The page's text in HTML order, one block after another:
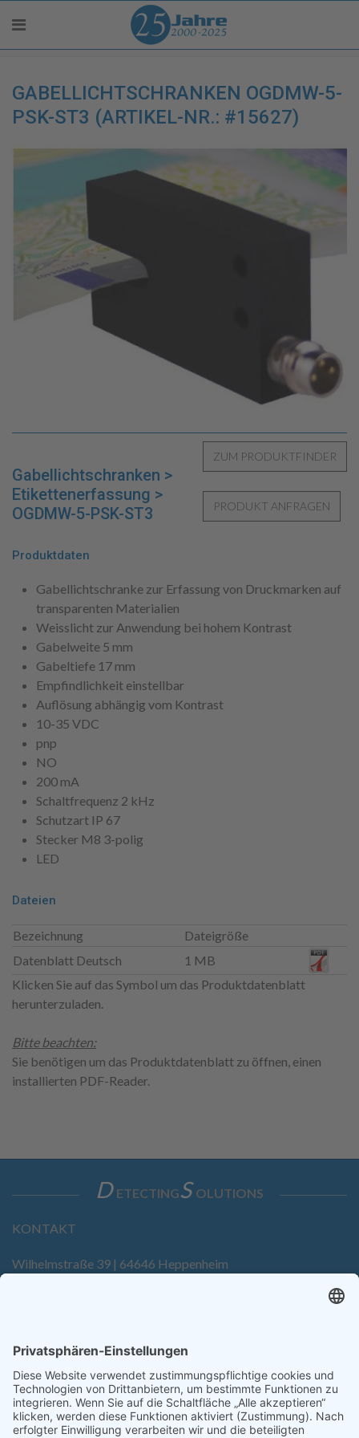
GABELLICHTSCHRANKEN OGDMW-5-
PSK-ST3 (ARTIKEL-NR.: #15627)
Gabellichtschranken >
Etikettenerfassung >
OGDMW-5-PSK-ST3
Produktdaten
Gabellichtschranke zur Erfassung von Druckmarken auf
transparenten Materialien
Weisslicht zur Anwendung bei hohem Kontrast
Gabelweite 5 mm
Gabeltiefe 17 mm
Empfindlichkeit einstellbar
Auflösung abhängig vom Kontrast
10-35 VDC
pnp
NO
200 mA
Schaltfrequenz 2 kHz
Schutzart IP 67
Stecker M8 3-polig
LED
Dateien
Bezeichnung
Dateigröße
Datenblatt Deutsch
1 MB
Klicken Sie auf das Symbol um das Produktdatenblatt
herunterzuladen.
Bitte beachten:
Sie benötigen um das Produktdatenblatt zu öffnen, einen
installierten PDF-Reader.
D ETECTINGS OLUTIONS
KONTAKT
Wilhelmstraße 39 | 64646 Heppenheim
SERVICE
Anfrage